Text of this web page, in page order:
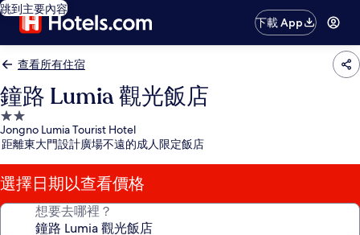
跳到主要內容
下載 App
查看所有住宿
鐘路 Lumia 觀光飯店
2.0
星
級
住
宿
Jongno Lumia Tourist Hotel
距離東大門設計廣場不遠的成人限定飯店
選擇日期以查看價格
想要去哪裡？